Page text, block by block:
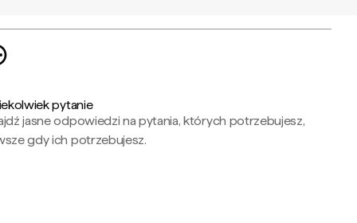
pytanie
jasne odpowiedzi na pytania, których potrzebujesz,
gdy ich potrzebujesz.